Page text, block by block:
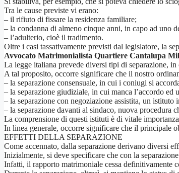
Tra le cause previste vi erano:
– il rifiuto di fissare la residenza familiare;
– la condanna di almeno cinque anni, in capo ad uno
– l’adulterio, cioè il tradimento.
Oltre i casi tassativamente previsti dal legislatore, la
Avvocato Matrimonialista Quartiere Cantalupa
La legge italiana prevede diversi tipi di separazione, in
A tal proposito, occorre significare che il nostro
– la separazione consensuale, in cui i coniugi si
– la separazione giudiziale, in cui manca l’accordo
– la separazione con negoziazione assistita, un
– la separazione davanti al sindaco, nuova procedura
La comprensione di questi istituti è di vitale
In linea generale, occorre significare che il principale
EFFETTI DELLA SEPARAZIONE
Come accennato, dalla separazione derivano diversi
Inizialmente, si deve specificare che con la
Infatti, il rapporto matrimoniale cessa definitivamente